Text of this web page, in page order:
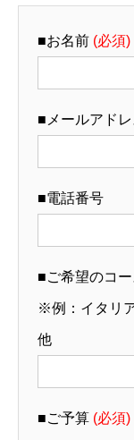
■お名前 (必須)
■メールアドレ
■電話番号
■ご希望のコ
※例：イタリ
他
■ご予算 (必須)